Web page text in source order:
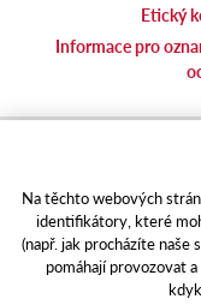
Etický
Informace pro
Na těchto webových
identifikátory, které
(např. jak procházíte naše
pomáhají provozovat